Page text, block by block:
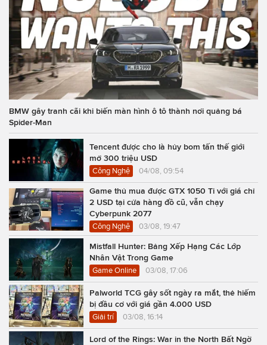
BMW gây tranh cãi khi biến màn hình ô tô thành nơi quảng bá
Spider-Man
Tencent được cho là hủy bom tấn thế giới
mở 300 triệu USD
Công Nghệ 04/08, 09:54
Game thủ mua được GTX 1050 Ti với giá chỉ
2 USD tại cửa hàng đồ cũ, vẫn chạy
Cyberpunk 2077
Công Nghệ 03/08, 19:47
Mistfall Hunter: Bảng Xếp Hạng Các Lớp
Nhân Vật Trong Game
Game Online 03/08, 17:06
Palworld TCG gây sốt ngày ra mắt, thẻ hiếm
bị đầu cơ với giá gần 4.000 USD
Giải trí 03/08, 16:14
Lord of the Rings: War in the North Bất Ngờ